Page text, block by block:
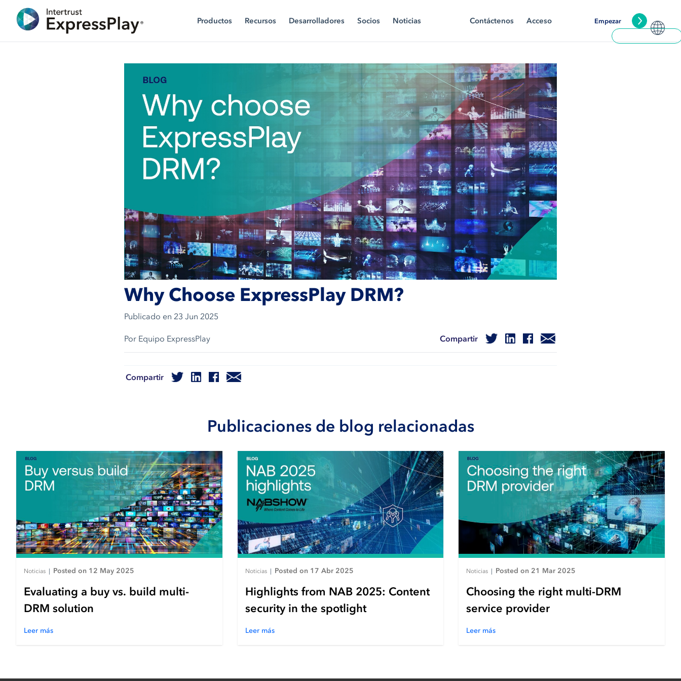
Productos Recursos Desarrolladores Socios Noticias Contáctenos Acceso Empezar
Why Choose ExpressPlay DRM?
Publicado en 23 Jun 2025
Por Equipo ExpressPlay Compartir
Compartir
Publicaciones de blog relacionadas
Noticias | Posted on 12 May 2025
Evaluating a buy vs. build multi-
DRM solution
Leer más
Noticias| Posted on 17 Abr 2025
Highlights from NAB 2025: Content
security in the spotlight
Leer más
Noticias | Posted on 21 Mar 2025
Choosing the right multi-DRM
service provider
Leer más